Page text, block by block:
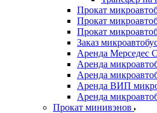
Прокат
Прокат
Прокат
Заказ
Аренда Мерседес
Аренда
Аренда
Аренда ВИП
Аренда
Прокат минивэнов